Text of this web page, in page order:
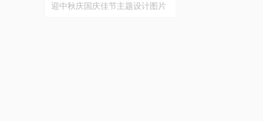
迎中秋庆国庆佳节主题设计图片